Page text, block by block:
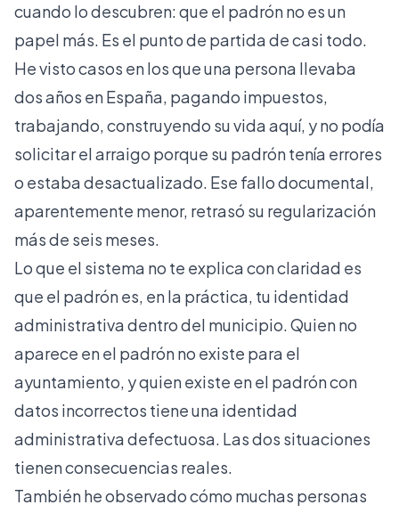
cuando lo descubren: que el padrón no es un
papel más. Es el punto de partida de casi todo.
He visto casos en los que una persona llevaba
dos años en España, pagando impuestos,
trabajando, construyendo su vida aquí, y no podía
solicitar el arraigo porque su padrón tenía errores
o estaba desactualizado. Ese fallo documental,
aparentemente menor, retrasó su regularización
más de seis meses.
Lo que el sistema no te explica con claridad es
que el padrón es, en la práctica, tu identidad
administrativa dentro del municipio. Quien no
aparece en el padrón no existe para el
ayuntamiento, y quien existe en el padrón con
datos incorrectos tiene una identidad
administrativa defectuosa. Las dos situaciones
tienen consecuencias reales.
También he observado cómo muchas personas